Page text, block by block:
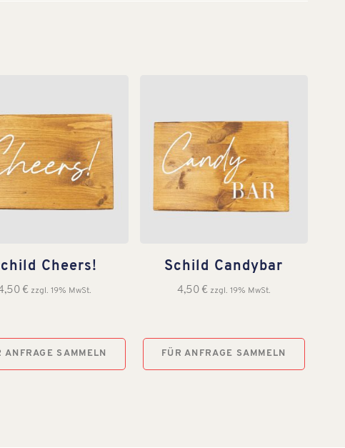
Cheers!
€ zzgl. 19% MwSt.
ANFRAGE SAMMELN
Schild Candybar
4,50 € zzgl. 19% MwSt.
FÜR ANFRAGE SAMMELN